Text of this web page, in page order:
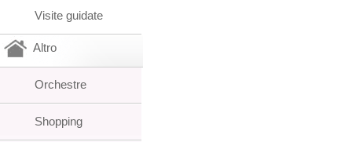
Visite guidate
Altro
Orchestre
Shopping